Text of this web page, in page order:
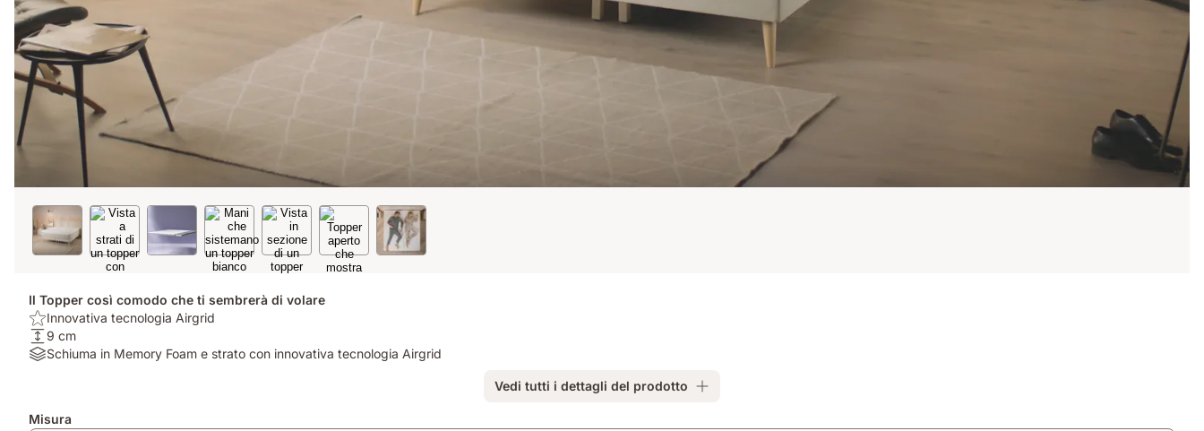
Il Topper così comodo che ti sembrerà di volare
Benefit:
Innovativa
tecnologia
Innovativa tecnologia Airgrid
Altezza:
9
9 cm
Materiali:
Foam
Schiuma in Memory Foam e strato con innovativa tecnologia Airgrid
Vedi tutti i dettagli del prodotto
Prodotti
Misura